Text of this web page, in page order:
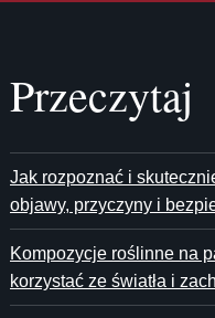
Przeczytaj
Jak rozpoznać i
objawy, przyczyny i
Kompozycje roślinne na
korzystać ze światła i